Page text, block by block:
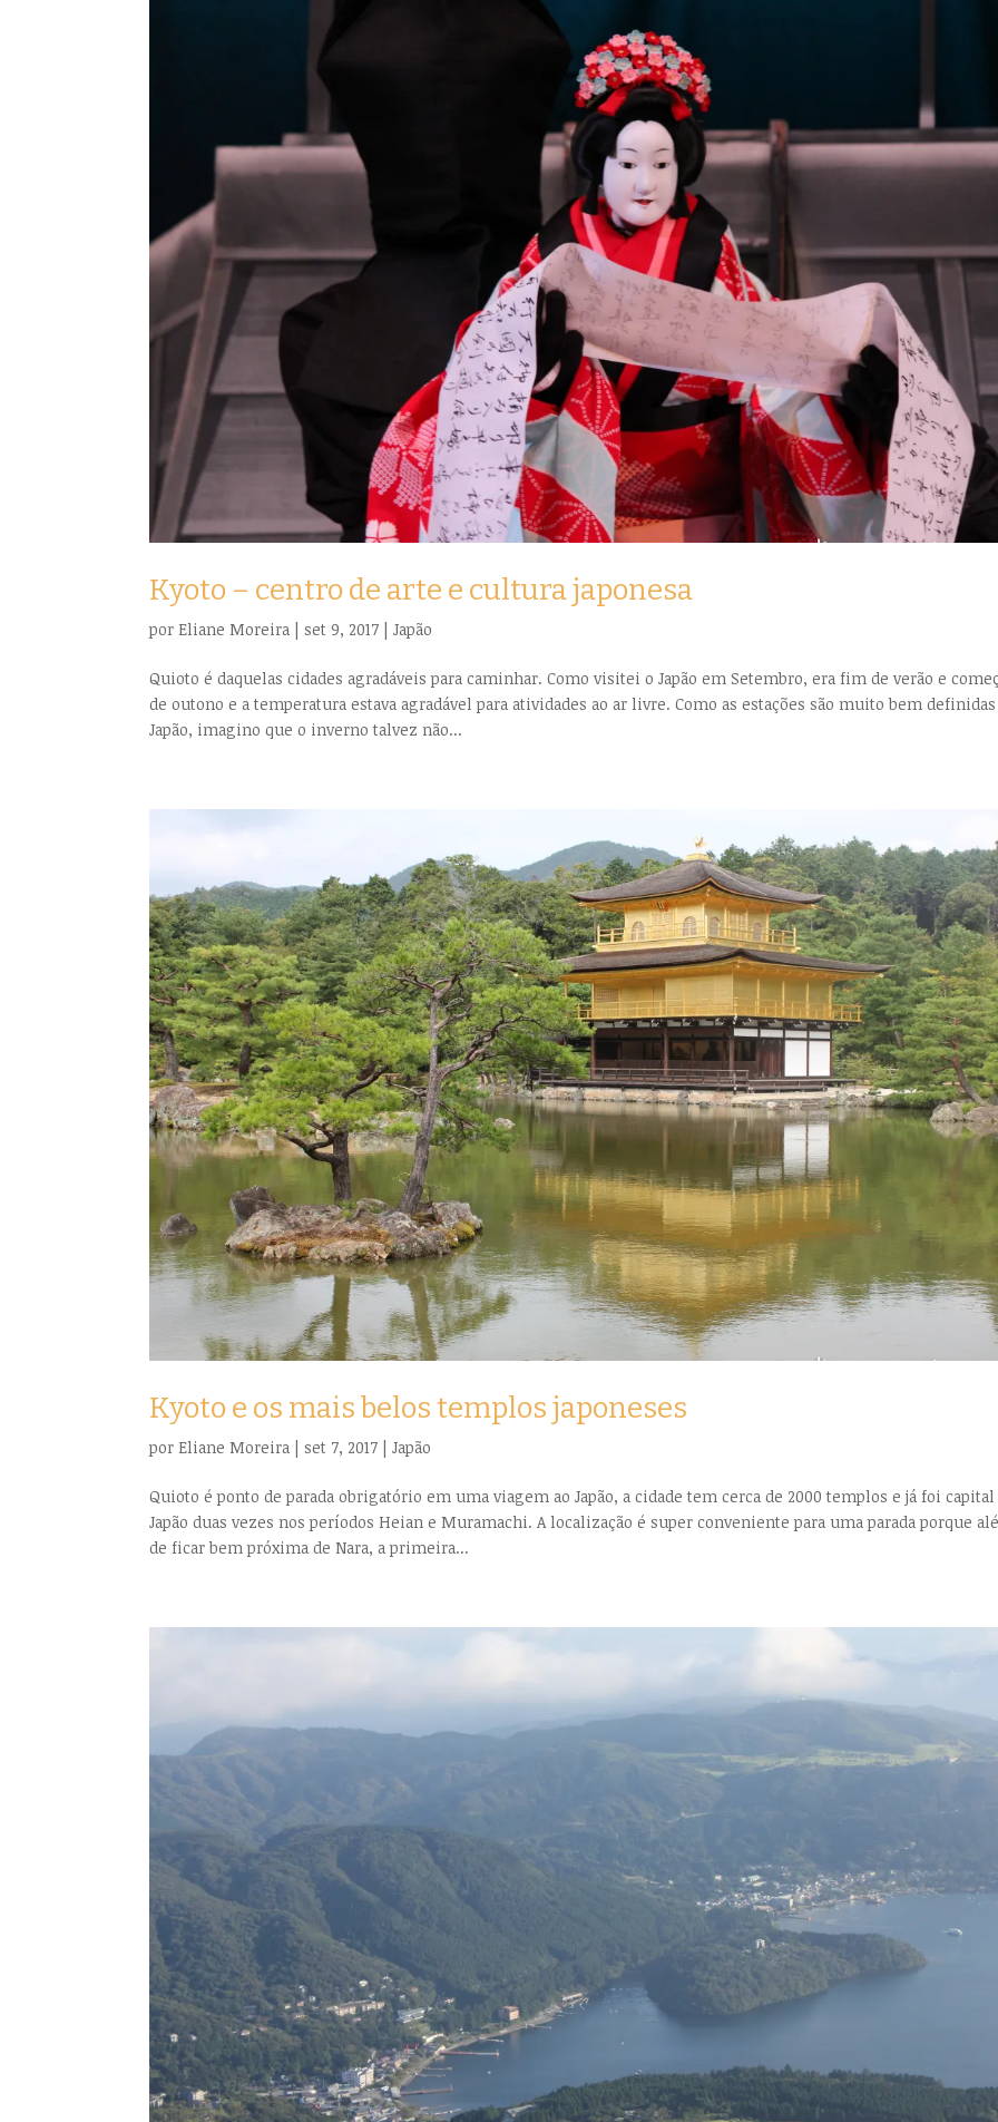
Kyoto – centro de arte e cultura japonesa
por Eliane Moreira |set 9, 2017 |Japão
Quioto é daquelas cidades agradáveis para caminhar. Como visitei o Japão em Setembro, era fim de verão e
de outono e a temperatura estava agradável para atividades ao ar livre. Como as estações são muito bem
Japão, imagino que o inverno talvez não...
Kyoto e os mais belos templos japoneses
por Eliane Moreira |set 7, 2017 |Japão
Quioto é ponto de parada obrigatório em uma viagem ao Japão, a cidade tem cerca de 2000 templos e já foi
Japão duas vezes nos períodos Heian e Muramachi. A localização é super conveniente para uma parada porque
de ficar bem próxima de Nara, a primeira...